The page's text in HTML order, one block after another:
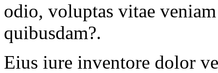
odio, voluptas vitae
quibusdam?.
Eius iure inventore dolor